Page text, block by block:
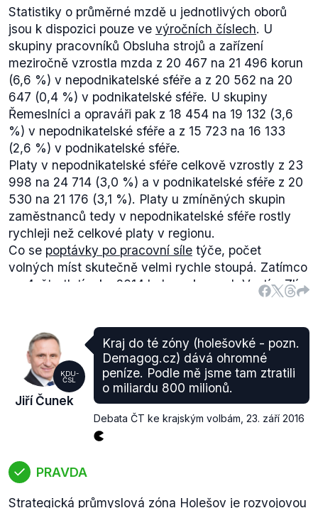
Od tohoto dne je stávající hejtman Mišák povinen
svolat schůzi zastupitelstva do 15 dnů. Podle
zákona o krajích(§ 42 odst. 1) je ovšem třeba, aby o
schůzi bylo předem informováno na úřední desce,
občané musí mít nejméně 10 dní na seznámení se s
termínem a programem schůzky. Tedy jako nejbližší
možný termín pak vychází první pracovní den -
pondělí 31. října, respektive středa 2. listopadu,
vezmeme-li v potaz, že zasedání krajské rady
probíhají ve středy. V každém případě půjde o první
listopadový týden - tedy o interval pondělí 31. října
až pátek 4. listopadu.
Statistiky o průměrné mzdě u jednotlivých oborů
jsou k dispozici pouze ve výročních číslech. U
skupiny pracovníků Obsluha strojů a zařízení
meziročně vzrostla mzda z 20 467 na 21 496 korun
(6,6 %) v nepodnikatelské sféře a z 20 562 na 20
647 (0,4 %) v podnikatelské sféře. U skupiny
Řemeslníci a opraváři pak z 18 454 na 19 132 (3,6
%) v nepodnikatelské sféře a z 15 723 na 16 133
(2,6 %) v podnikatelské sféře.
Platy v nepodnikatelské sféře celkově vzrostly z 23
998 na 24 714 (3,0 %) a v podnikatelské sféře z 20
530 na 21 176 (3,1 %). Platy u zmíněných skupin
zaměstnanců tedy v nepodnikatelské sféře rostly
rychleji než celkové platy v regionu.
Co se poptávky po pracovní síle týče, počet
volných míst skutečně velmi rychle stoupá. Zatímco
ve 4. čtvrtletí roku 2014 bylo v okresech Vsetín, Zlín,
Kroměříž a Uherské Hradiště dohromady 2749
poslední dostupné údaje) to bylo už 8154 míst.
Největší nárůst volných míst byl u skupiny
Řemeslníci a opraváři (ze 722 na 2174) a u skupiny
Obsluha strojů a zařízení (z 519 na 1684).
Statistiky tedy potvrzují slova Jiřího Čunka - výrok
proto hodnotíme jako pravdivý.
KDU-
ČSL
Jiří Čunek
Kraj do té zóny (holešovké - pozn.
Demagog.cz) dává ohromné
peníze. Podle mě jsme tam ztratili
o miliardu 800 milionů.
Debata ČT ke krajským volbám 23. září 2016
PRAVDA
Strategická průmyslová zóna Holešov je rozvojovou